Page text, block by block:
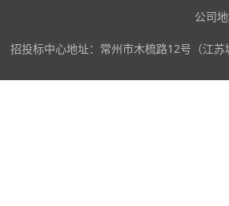
公司
招投标中心地址：常州市木梳路12号（江